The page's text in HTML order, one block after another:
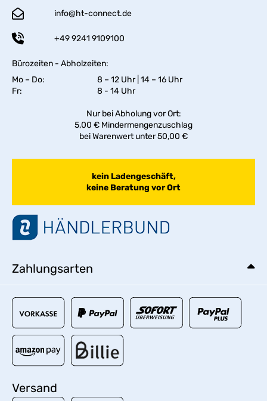
info@ht-connect.de
+49 9241 9109100
Bürozeiten - Abholzeiten:
Mo – Do:
8 – 12 Uhr | 14 – 16 Uhr
Fr:
8 - 14 Uhr
Nur bei Abholung vor Ort:
5,00 € Mindermengenzuschlag
bei Warenwert unter 50,00 €
kein Ladengeschäft,
keine Beratung vor Ort
Zahlungsarten
Versand